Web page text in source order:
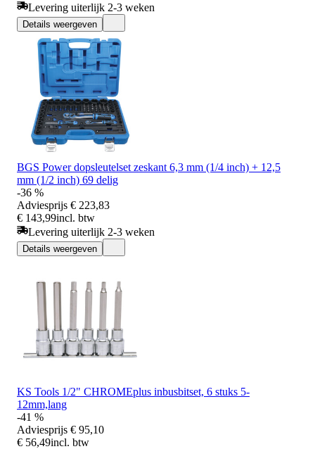
Levering uiterlijk 2-3 weken
Details weergeven
BGS Power dopsleutelset zeskant 6,3 mm (1/4 inch) + 12,5
mm (1/2 inch) 69 delig
-36 %
Adviesprijs € 223,83
€ 143,99incl. btw
Levering uiterlijk 2-3 weken
Details weergeven
KS Tools 1/2" CHROMEplus inbusbitset, 6 stuks 5-
12mm,lang
-41 %
Adviesprijs € 95,10
€ 56,49incl. btw